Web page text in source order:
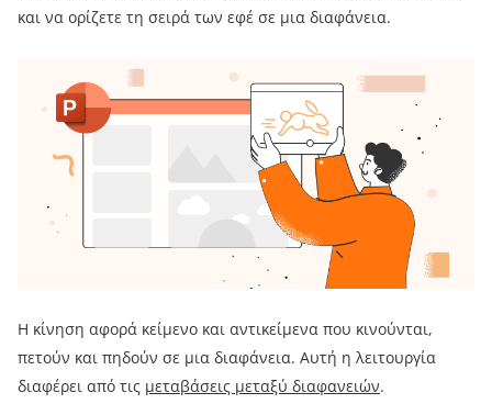
και να ορίζετε τη σειρά των εφέ σε μια διαφάνεια.
Η κίνηση αφορά κείμενο και αντικείμενα που κινούνται,
πετούν και πηδούν σε μια διαφάνεια. Αυτή η λειτουργία
διαφέρει από τις μεταβάσεις μεταξύ διαφανειών.